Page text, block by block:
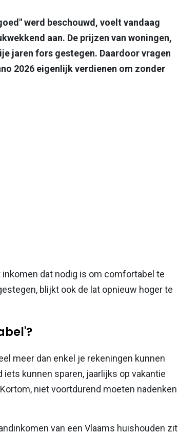
werd beschouwd, voelt vandaag
aan. De prijzen van woningen,
jaren fors gestegen. Daardoor vragen
2026 eigenlijk verdienen om zonder
dat nodig is om comfortabel te
blijkt ook de lat opnieuw hoger te
meer dan enkel je rekeningen kunnen
kunnen sparen, jaarlijks op vakantie
niet voortdurend moeten nadenken
van een Vlaams huishouden zit